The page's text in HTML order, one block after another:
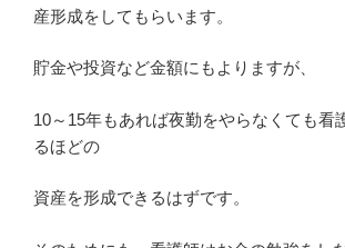
産形成をしてもらいます。
貯金や投資など金額にもよりますが、
10～15年もあれば夜勤をやらなくても看
るほどの
資産を形成できるはずです。